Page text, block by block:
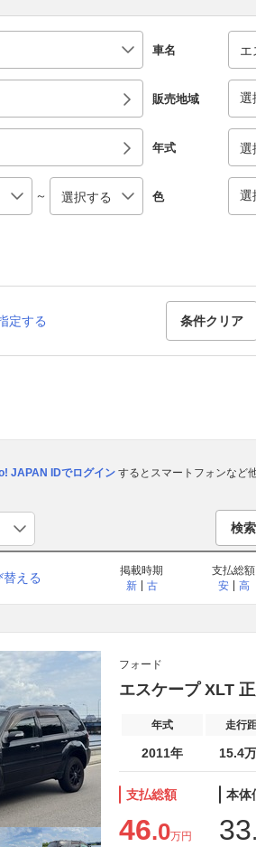
車名
販売地域 選
年式
～ 色 選
定する 条件クリア
JAPAN IDでログインするとスマートフォンなど
検
える
掲載時期
新
古
支払総額
安
高
フォード
エスケープ XLT
年式 走行
2011年 15.4
支払総額
46.0万円
本体
33